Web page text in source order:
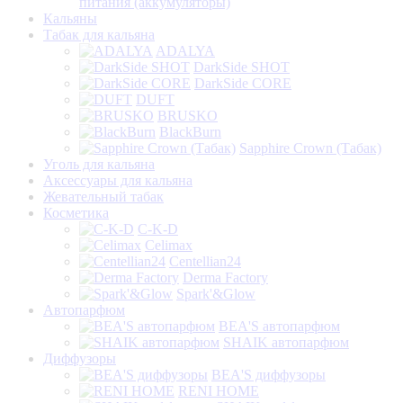
Кальяны
Табак для кальяна
ADALYA
DarkSide SHOT
DarkSide CORE
DUFT
BRUSKO
BlackBurn
Sapphire Crown (Табак)
Уголь для кальяна
Аксессуары для кальяна
Жевательный табак
Косметика
C-K-D
Celimax
Centellian24
Derma Factory
Spark'&Glow
Автопарфюм
BEA'S автопарфюм
SHAIK автопарфюм
Диффузоры
BEA'S диффузоры
RENI HOME